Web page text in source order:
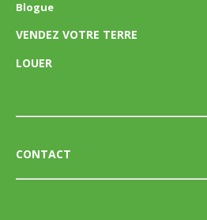
Blogue
VENDEZ VOTRE TERRE
LOUER
CONTACT